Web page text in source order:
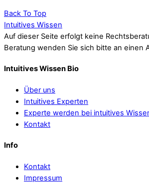
Back To Top
Intuitives Wissen
Auf dieser Seite erfolgt keine
Beratung wenden Sie sich bitte an einen
Intuitives Wissen Bio
Über uns
Intuitives Experten
Experte werden bei intuitives
Kontakt
Info
Kontakt
Impressum